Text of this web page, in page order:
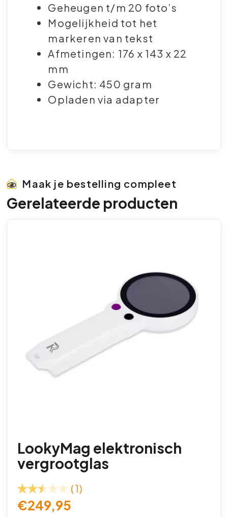
Geheugen t/m 20 foto’s
Mogelijkheid tot het
markeren van tekst
Afmetingen: 176 x 143 x 22
mm
Gewicht: 450 gram
Opladen via adapter
Maak je bestelling compleet
Gerelateerde producten
LookyMag elektronisch
vergrootglas
(1)
€249,95